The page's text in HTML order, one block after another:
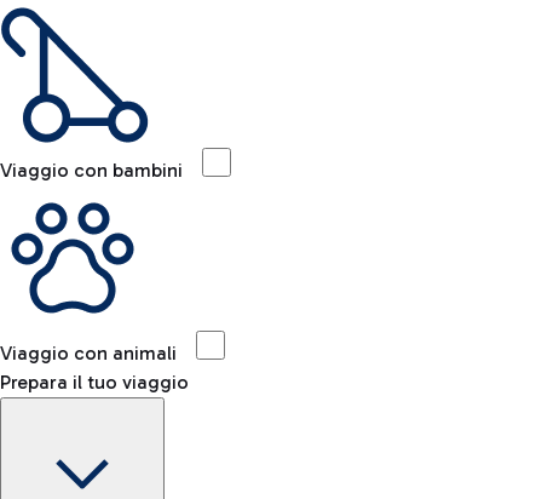
Viaggio con bambini
Viaggio con animali
Prepara il tuo viaggio